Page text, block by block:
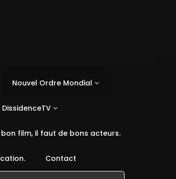
Nouvel Ordre Mondial
film, il faut de bons acteurs.
Contact